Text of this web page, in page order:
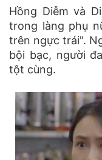
Hồng Diễm và
trong làng phụ
trên ngực trái".
bội bạc, người
tột cùng.